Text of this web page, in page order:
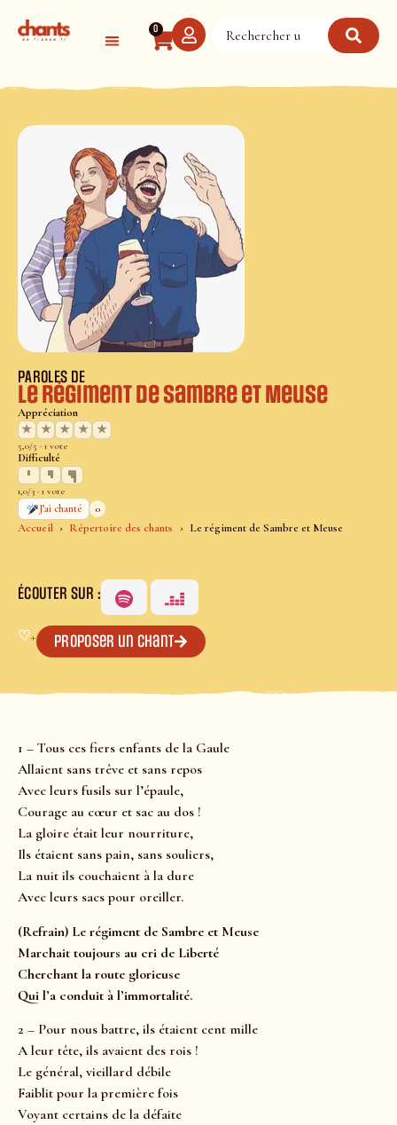
0
Accueil Répertoire des chants Le régiment de Sambre et Meuse
PAROLES DE
Le régiment de Sambre et Meuse
Appréciation
★
★ ★ ★ ★
5,0/5 · 1 vote
Difficulté
1,0/3 · 1 vote
J’ai chanté
0
ÉCOUTER SUR :
♡+ Proposer un chant
1 – Tous ces fiers enfants de la Gaule
Allaient sans trêve et sans repos
Avec leurs fusils sur l’épaule,
Courage au cœur et sac au dos !
La gloire était leur nourriture,
Ils étaient sans pain, sans souliers,
La nuit ils couchaient à la dure
Avec leurs sacs pour oreiller.
(Refrain) Le régiment de Sambre et Meuse
Marchait toujours au cri de Liberté
Cherchant la route glorieuse
Qui l’a conduit à l’immortalité.
2 – Pour nous battre, ils étaient cent mille
A leur tête, ils avaient des rois !
Le général, vieillard débile
Faiblit pour la première fois
Voyant certains de la défaite